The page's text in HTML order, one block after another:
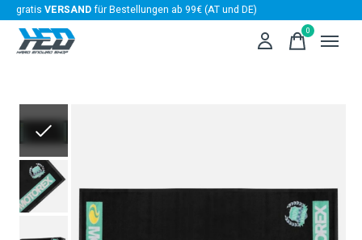
gratis VERSANDfür Bestellungen ab 99€ (AT und DE)
0items